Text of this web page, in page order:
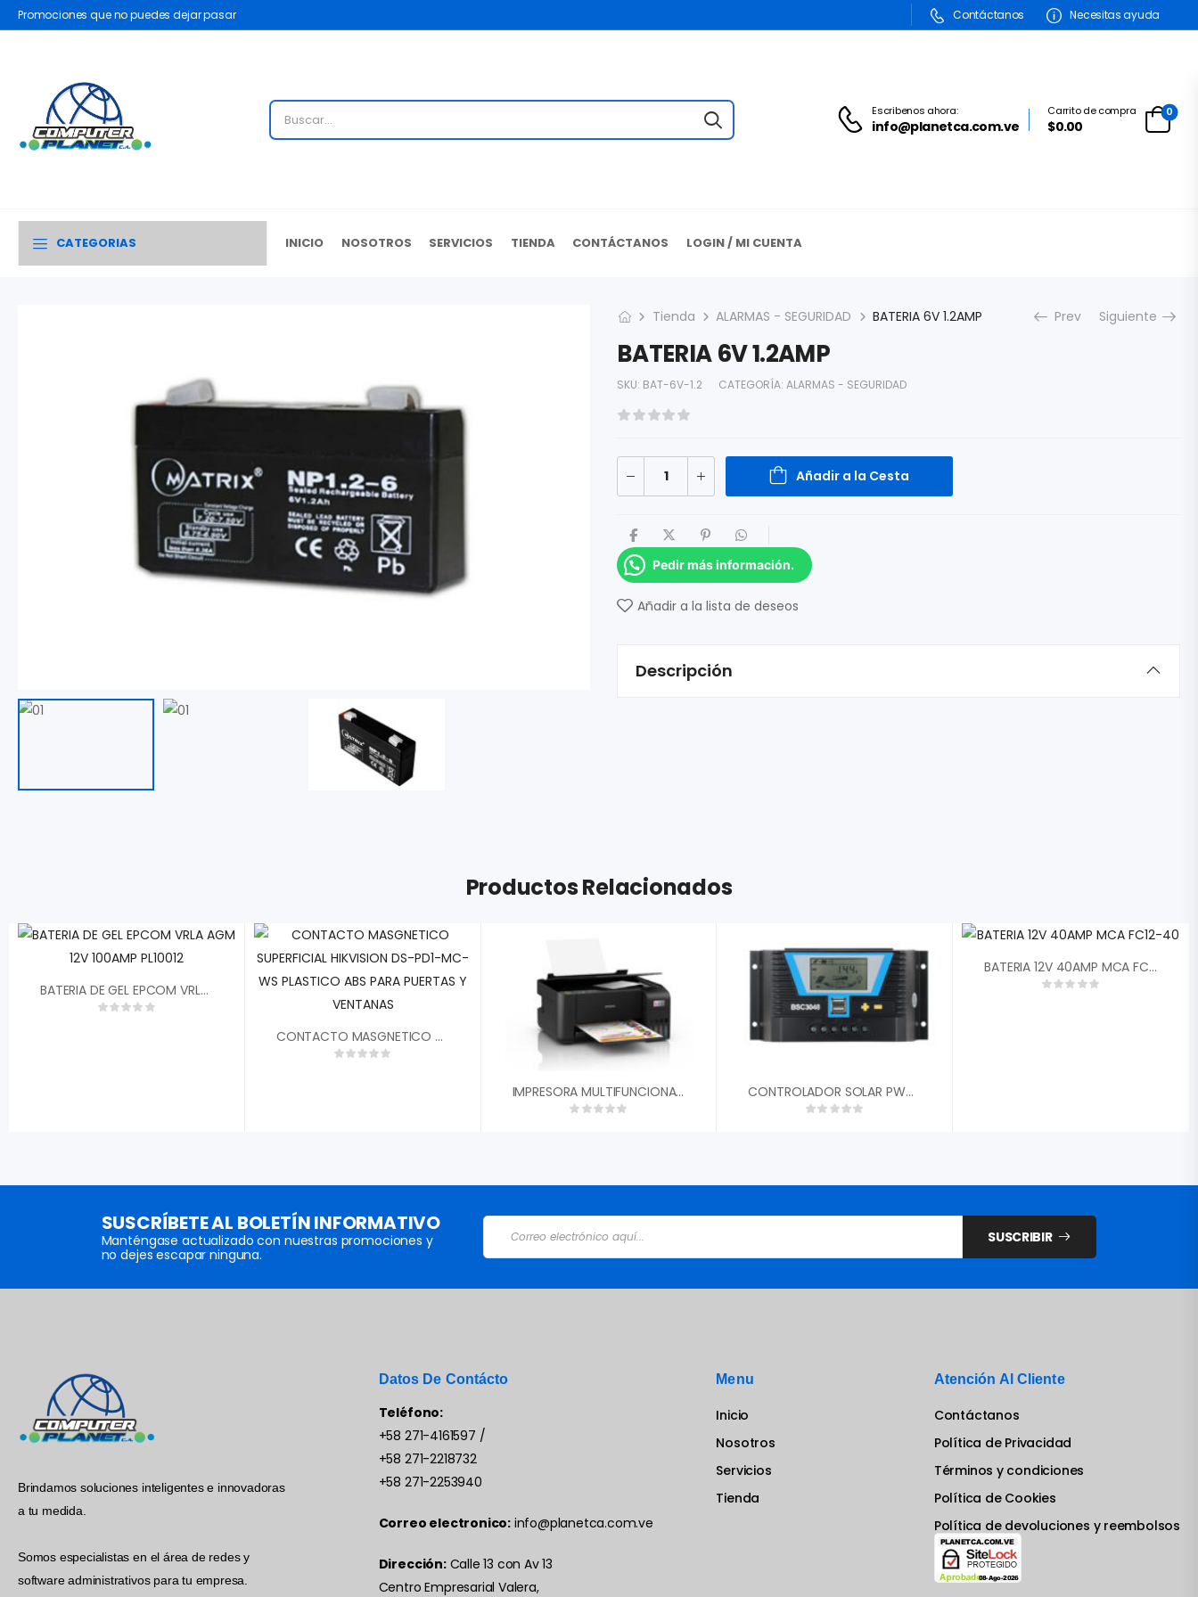
Promociones que no puedes dejar pasar Contáctanos Necesitas ayuda
Escribenos ahora:
info@planetca.com.ve
Carrito de compra
$0.00
0
CATEGORIAS INICIO NOSOTROS SERVICIOS TIENDA CONTÁCTANOS LOGIN / MI CUENTA
Tienda ALARMAS - SEGURIDAD BATERIA 6V 1.2AMP Prev Siguiente
BATERIA 6V 1.2AMP
SKU: BAT-6V-1.2 CATEGORÍA: ALARMAS - SEGURIDAD
Añadir a la Cesta
Pedir más información.
Añadir a la lista de deseos
Descripción
Productos Relacionados
BATERIA DE GEL EPCOM VRLA AGM 12V 100AMP PL10012
CONTACTO MASGNETICO SUPERFICIAL HIKVISION DS-PD1-MC-WS PLASTICO ABS PARA PUERTAS Y VENTANAS
IMPRESORA MULTIFUNCIONAL ECOTANK L3210 EPSON IMPRESION ESCANEA Y COPIA USB SISTEMA TINTA CONTINUA A COLOR CONTROLADOR SOLAR PWM SMART MPPT 12V / 48V 30AMP LCD USB 5V SOLARHM
BATERIA 12V 40AMP MCA FC12-40
SUSCRÍBETE AL BOLETÍN INFORMATIVO
Manténgase actualizado con nuestras promociones y
no dejes escapar ninguna.
SUSCRIBIR
Brindamos soluciones inteligentes e innovadoras
a tu medida.
Somos especialistas en el área de redes y
software administrativos para tu empresa.
Datos De Contácto
Teléfono:
+58 271-4161597 /
+58 271-2218732
+58 271-2253940
Correo electronico: info@planetca.com.ve
Dirección:Calle 13 con Av 13
Centro Empresarial Valera,
Menu
Inicio
Nosotros
Servicios
Tienda
Atención Al Cliente
Contáctanos
Política de Privacidad
Términos y condiciones
Política de Cookies
Política de devoluciones y reembolsos